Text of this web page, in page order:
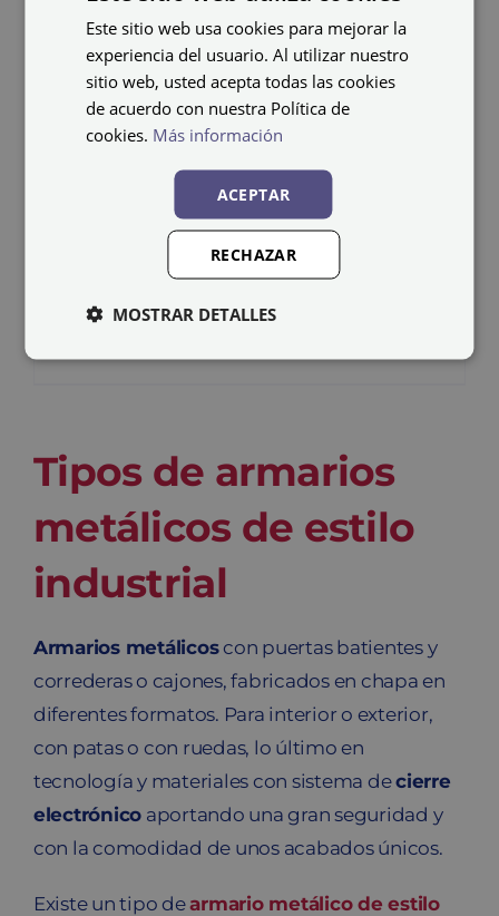
Armario metálico
ARM09
Tipos de armarios
metálicos de estilo
industrial
Armarios metálicoscon puertas batientes y
correderas o cajones, fabricados en chapa en
diferentes formatos. Para interior o exterior,
con patas o con ruedas, lo último en
tecnología y materiales con sistema decierre
electrónico aportando una gran seguridad y
con la comodidad de unos acabados únicos.
Existe un tipo dearmario metálico de estilo
Este sitio web usa cookies para mejorar la
experiencia del usuario. Al utilizar nuestro
sitio web, usted acepta todas las cookies
de acuerdo con nuestra Política de
cookies. Más información
ACEPTAR
RECHAZAR
MOSTRAR DETALLES